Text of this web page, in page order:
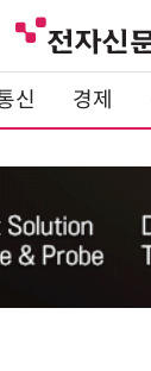
신 경제